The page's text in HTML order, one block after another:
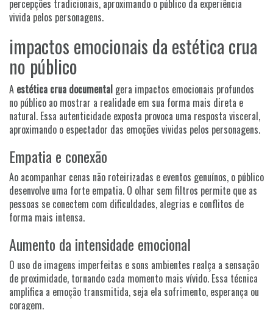
percepções tradicionais, aproximando o público da experiência
vivida pelos personagens.
impactos emocionais da estética crua
no público
A estética crua documental gera impactos emocionais profundos
no público ao mostrar a realidade em sua forma mais direta e
natural. Essa autenticidade exposta provoca uma resposta visceral,
aproximando o espectador das emoções vividas pelos personagens.
Empatia e conexão
Ao acompanhar cenas não roteirizadas e eventos genuínos, o público
desenvolve uma forte empatia. O olhar sem filtros permite que as
pessoas se conectem com dificuldades, alegrias e conflitos de
forma mais intensa.
Aumento da intensidade emocional
O uso de imagens imperfeitas e sons ambientes realça a sensação
de proximidade, tornando cada momento mais vívido. Essa técnica
amplifica a emoção transmitida, seja ela sofrimento, esperança ou
coragem.